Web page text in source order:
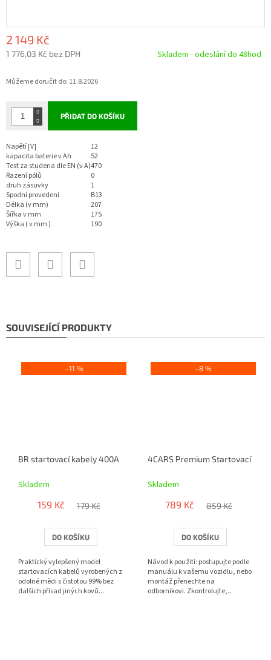
2 149 Kč
1 776,03 Kč bez DPH
cena:
Skladem - odeslání do 48hod
Můžeme doručit do: 11.8.2026
PŘIDAT DO KOŠÍKU
Napětí [V]
12
kapacita baterie v Ah
52
Test za studena dle EN (v A)470
Řazení pólů
0
druh zásuvky
1
Spodní provedení
B13
Délka (v mm)
207
Šířka v mm
175
Výška ( v mm )
190
SOUVISEJÍCÍ PRODUKTY
–11 %
BR startovací kabely 400A
Skladem
159 Kč 179 Kč
DO KOŠÍKU
Praktický vylepšený model
startovacích kabelů vyrobených z
odolné mědi s čistotou 99% bez
dalších přísad jiných kovů...
–8 %
4CARS Premium Startovací
Skladem
789 Kč 859 Kč
DO KOŠÍKU
Návod k použití: postupujte podle
manuálu k vašemu vozidlu, nebo
montáž přenechte na
odborníkovi. Zkontrolujte,...